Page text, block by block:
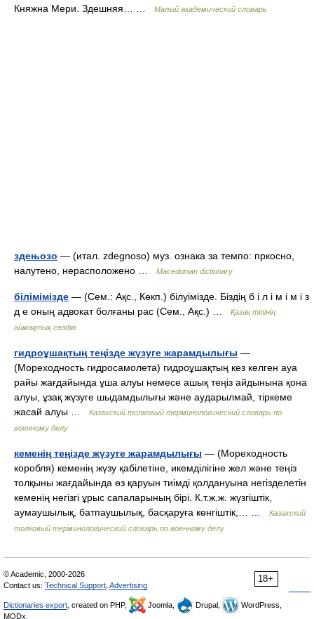
Княжна Мери. Здешняя… …
Малый академический словарь
здењозо — (итал. zdegnoso) муз. ознака за темпо: пркосно,
налутено, нерасположено …
Macedonian dictionary
білімімізде — (Сем.: Ақс., Көкп.) білуімізде. Біздің б і л і м і м і з
д е оның адвокат болғаны рас (Сем., Ақс.) …
Қазақ тілінің
аймақтық сөздігі
гидроұшақтың теңізде жүзуге жарамдылығы —
(Мореходность гидросамолета) гидроұшақтың кез келген ауа
райы жағдайында ұша алуы немесе ашық теңіз айдынына қона
алуы, ұзақ жүзуге шыдамдылығы және аударылмай, тіркеме
жасай алуы …
Казахский толковый терминологический словарь по
военному делу
кеменің теңізде жүзуге жарамдылығы — (Мореходность
коробля) кеменің жүзу қабілетіне, икемділігіне жел және теңіз
толқыны жағдайында өз қаруын тиімді қолдануына негізделетін
кеменің негізгі ұрыс сапаларының бірі. К.т.ж.ж. жүзгіштік,
аумаушылық, батпаушылық, басқаруға көнгіштік,… …
Казахский
толковый терминологический словарь по военному делу
18+
© Academic, 2000-2026
Contact us: Technical Support Advertising
Dictionaries export , created on PHP, Joomla, Drupal,
WordPress,
MODx.